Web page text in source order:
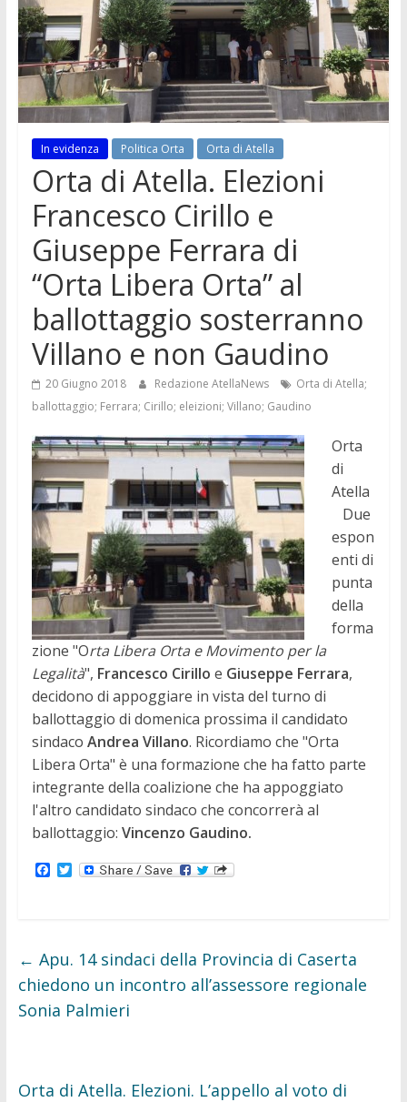
In evidenza Politica Orta Orta di Atella
Orta di Atella. Elezioni
Francesco Cirillo e
Giuseppe Ferrara di
“Orta Libera Orta” al
ballottaggio sosterranno
Villano e non Gaudino
20 Giugno 2018 Redazione AtellaNews
Orta di Atella;
ballottaggio; Ferrara; Cirillo; eleizioni; Villano; Gaudino
Orta
di
Atella
Due
espon
enti di
punta
della
forma
zione "Orta Libera Orta e Movimento per la
Legalità", Francesco Cirillo e Giuseppe Ferrara,
decidono di appoggiare in vista del turno di
ballottaggio di domenica prossima il candidato
sindaco Andrea Villano. Ricordiamo che "Orta
Libera Orta" è una formazione che ha fatto parte
integrante della coalizione che ha appoggiato
l'altro candidato sindaco che concorrerà al
ballottaggio: Vincenzo Gaudino.
F
o
k
T
← Apu. 14 sindaci della Provincia di Caserta
chiedono un incontro all’assessore regionale
Sonia Palmieri
Orta di Atella. Elezioni. L’appello al voto di